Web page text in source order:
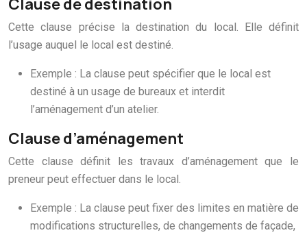
Cette clause précise la destination du local. Elle définit
l’usage auquel le local est destiné.
Exemple : La clause peut spécifier que le local est
destiné à un usage de bureaux et interdit
l’aménagement d’un atelier.
Clause d’aménagement
Cette clause définit les travaux d’aménagement que le
preneur peut effectuer dans le local.
Exemple : La clause peut fixer des limites en matière de
modifications structurelles, de changements de façade,